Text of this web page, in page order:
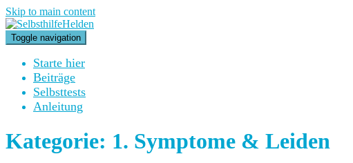
Skip to main content
Toggle navigation
Starte hier
Beiträge
Selbsttests
Anleitung
Kategorie: 1. Symptome & Leiden